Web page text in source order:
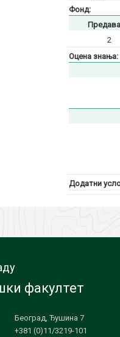
Фонд:
2
Оцена знања:
Додатни
факултет
Београд, Ђушина 7
+381 (0)11/3219-101